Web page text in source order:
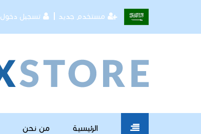
مستخدم جديد تسجيل دخول
الرئيسية من نحن